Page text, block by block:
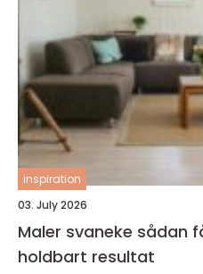
inspiration
03. July 2026
Maler svaneke sådan får du et flot og
holdbart resultat